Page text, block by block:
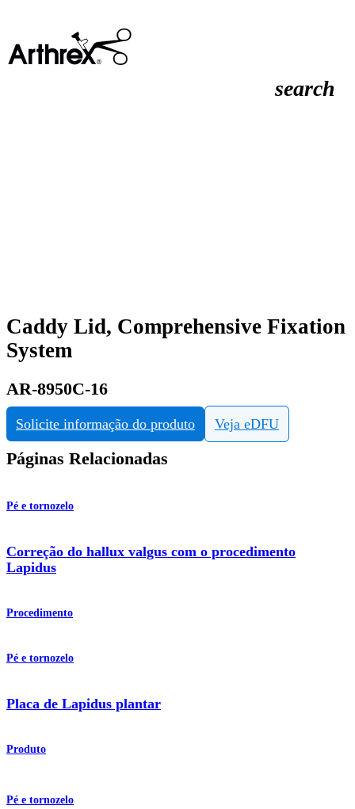
search
Caddy Lid, Comprehensive Fixation
System
AR-8950C-16
Solicite informação do produto Veja eDFU
Páginas Relacionadas
Pé e tornozelo
Correção do hallux valgus com o procedimento
Lapidus
Procedimento
Pé e tornozelo
Placa de Lapidus plantar
Produto
Pé e tornozelo